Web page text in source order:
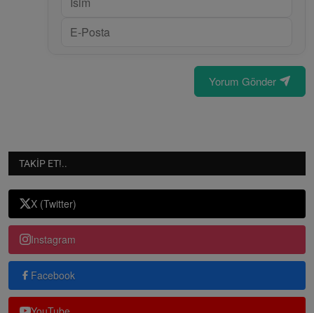
Yorum Gönder
TAKIP ET!..
X (Twitter)
Instagram
Facebook